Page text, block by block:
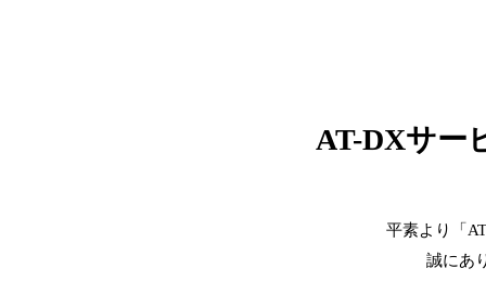
AT-DXサー
平素より「
誠にあ